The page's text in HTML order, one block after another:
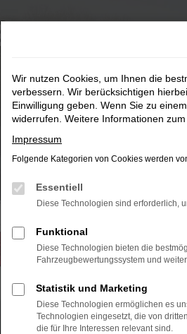
Wir nutzen Cookies, um Ihnen die
verbessern. Wir berücksichtigen
Einwilligung geben. Wenn Sie zu
widerrufen. Weitere Informationen
Impressum
Folgende Kategorien von Cookies werden
Essentiell
Diese Technologien sind erforderlich,
Funktional
Diese Technologien bieten die
Fahrzeugbewertungssystem und
Statistik und Marketing
Diese Technologien ermöglichen es
Technologien eingesetzt, die von
die für Ihre Interessen relevant sind.